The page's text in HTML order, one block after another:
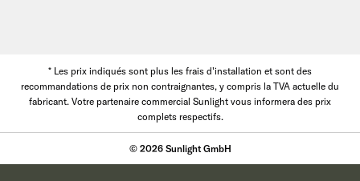
* Les prix indiqués sont plus les frais d'installation et sont des
recommandations de prix non contraignantes, y compris la TVA actuelle du
fabricant. Votre partenaire commercial Sunlight vous informera des prix
complets respectifs.
© 2026 Sunlight GmbH